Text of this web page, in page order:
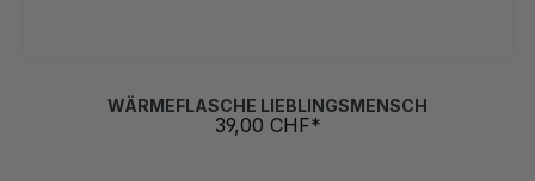
WÄRMEFLASCHE LIEBLINGSMENSCH
39,00 CHF*